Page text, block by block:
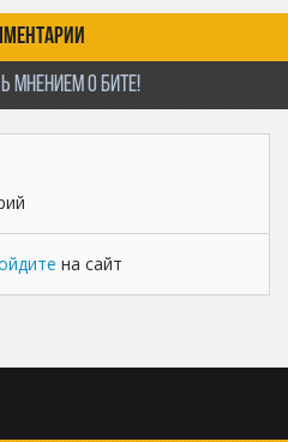
МНЕНИЕМ О БИТЕ!
на сайт